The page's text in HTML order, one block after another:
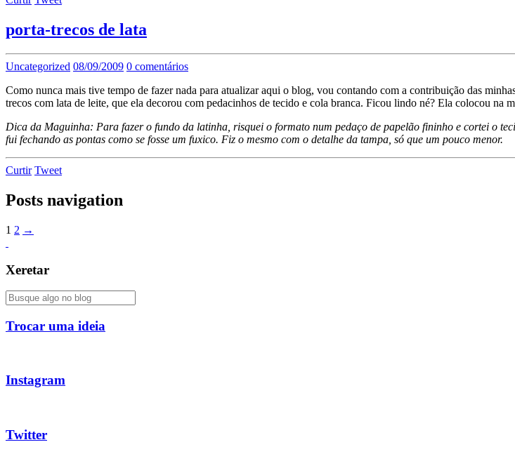
porta-trecos de lata
Uncategorized 08/09/2009 0 comentários
Como nunca mais tive tempo de fazer nada para atualizar aqui o blog, vou contando com a contribuição das
trecos com lata de leite, que ela decorou com pedacinhos de tecido e cola branca. Ficou lindo né? Ela colocou na
Dica da Maguinha: Para fazer o fundo da latinha, risquei o formato num pedaço de papelão fininho e cortei o
fui fechando as pontas como se fosse um fuxico. Fiz o mesmo com o detalhe da tampa, só que um pouco menor.
Curtir Tweet
Posts navigation
1 2 →
Xeretar
Trocar uma ideia
Instagram
Twitter